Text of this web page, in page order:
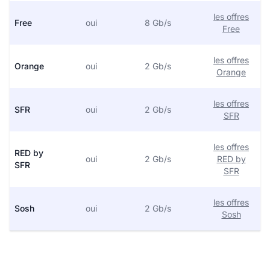
Free oui 8 Gb/s
les offres
Free
Orange oui 2 Gb/s
les offres
Orange
SFR oui 2 Gb/s
les offres
SFR
RED by
SFR
oui 2 Gb/s
les offres
RED by
SFR
Sosh oui 2 Gb/s
les offres
Sosh